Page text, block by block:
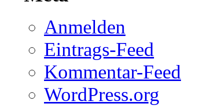
Anmelden
Eintrags-Feed
Kommentar-Feed
WordPress.org